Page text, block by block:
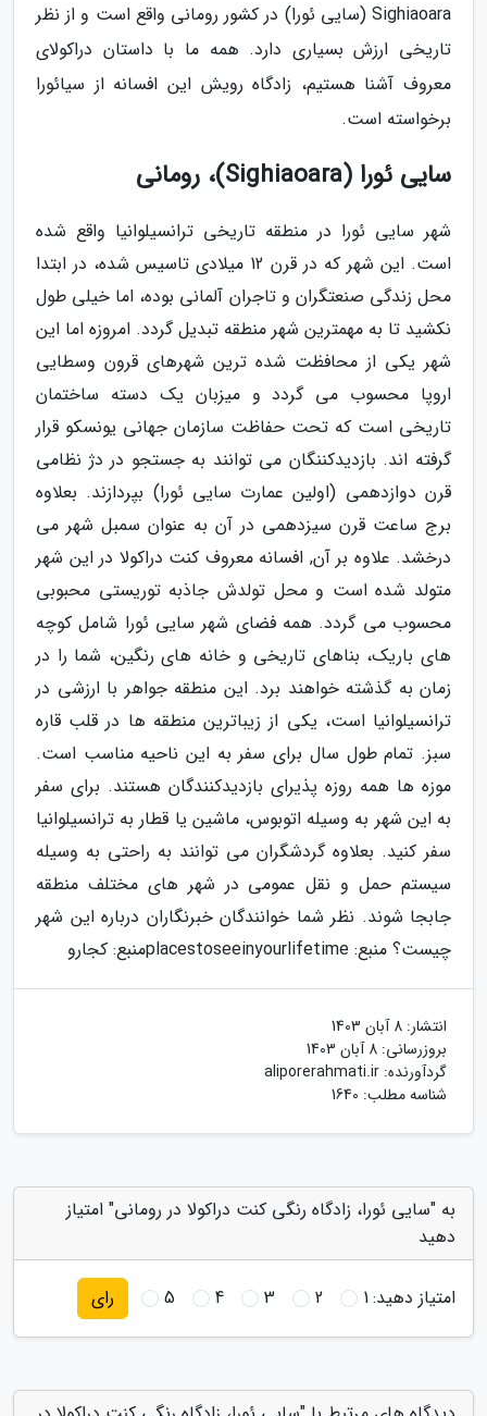
Sighiaoara (سایی ئورا) در کشور رومانی واقع است و از نظر
تاریخی ارزش بسیاری دارد. همه ما با داستان دراکولای
معروف آشنا هستیم، زادگاه رویش این افسانه از سیائورا
برخواسته است.
سایی ئورا (Sighiaoara)، رومانی
شهر سایی ئورا در منطقه تاریخی ترانسیلوانیا واقع شده
است. این شهر که در قرن 12 میلادی تاسیس شده، در ابتدا
محل زندگی صنعتگران و تاجران آلمانی بوده، اما خیلی طول
نکشید تا به مهمترین شهر منطقه تبدیل گردد. امروزه اما این
شهر یکی از محافظت شده ترین شهرهای قرون وسطایی
اروپا محسوب می گردد و میزبان یک دسته ساختمان
تاریخی است که تحت حفاظت سازمان جهانی یونسکو قرار
گرفته اند. بازدیدکننگان می توانند به جستجو در دژ نظامی
قرن دوازدهمی (اولین عمارت سایی ئورا) بپردازند. بعلاوه
برج ساعت قرن سیزدهمی در آن به عنوان سمبل شهر می
درخشد. علاوه بر آن, افسانه معروف کنت دراکولا در این شهر
متولد شده است و محل تولدش جاذبه توریستی محبوبی
محسوب می گردد. همه فضای شهر سایی ئورا شامل کوچه
های باریک، بناهای تاریخی و خانه های رنگین، شما را در
زمان به گذشته خواهند برد. این منطقه جواهر با ارزشی در
ترانسیلوانیا است، یکی از زیباترین منطقه ها در قلب قاره
سبز. تمام طول سال برای سفر به این ناحیه مناسب است.
موزه ها همه روزه پذیرای بازدیدکنندگان هستند. برای سفر
به این شهر به وسیله اتوبوس، ماشین یا قطار به ترانسیلوانیا
سفر کنید. بعلاوه گردشگران می توانند به راحتی به وسیله
سیستم حمل و نقل عمومی در شهر های مختلف منطقه
جابجا شوند. نظر شما خوانندگان خبرنگاران درباره این شهر
چیست؟ منبع: placestoseeinyourlifetime
منبع: کجارو
انتشار: 8 آبان 1403
بروزرسانی: 8 آبان 1403
گردآورنده: aliporerahmati.ir
شناسه مطلب: 1640
به "سایی ئورا، زادگاه رنگی کنت دراکولا در رومانی" امتیاز
دهید
امتیاز دهید:1
2
3
4
5 رای